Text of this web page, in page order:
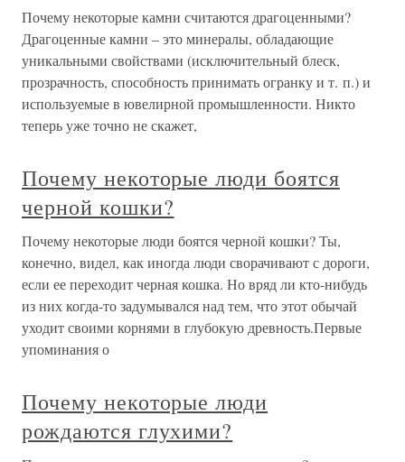
Почему некоторые камни считаются драгоценными?
Драгоценные камни – это минералы, обладающие
уникальными свойствами (исключительный блеск,
прозрачность, способность принимать огранку и т. п.) и
используемые в ювелирной промышленности. Никто
теперь уже точно не скажет,
Почему некоторые люди боятся
черной кошки?
Почему некоторые люди боятся черной кошки? Ты,
конечно, видел, как иногда люди сворачивают с дороги,
если ее переходит черная кошка. Но вряд ли кто-нибудь
из них когда-то задумывался над тем, что этот обычай
уходит своими корнями в глубокую древность.Первые
упоминания о
Почему некоторые люди
рождаются глухими?